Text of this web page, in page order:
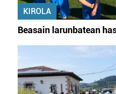
KIROLA
Beasain larunbatean